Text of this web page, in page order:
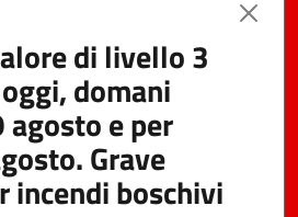
di livello 3
domani
agosto e per
Grave
incendi boschivi